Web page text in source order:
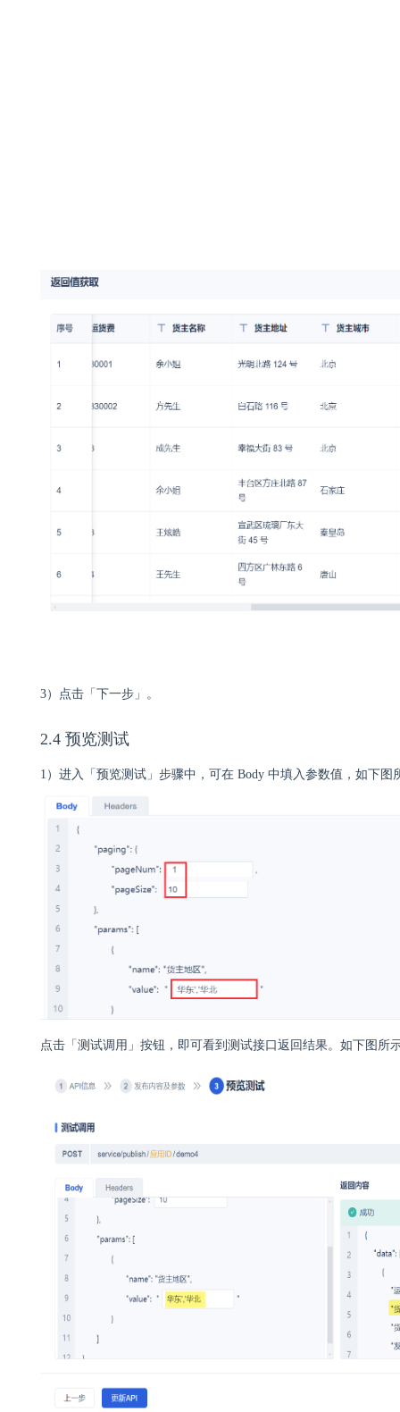
3）点击 「 下一步 」 。
2.4 预览测试
1）进入 「 预览测试 」 步骤中，可在 Body 中填入参数值，如下图
点击 「 测试调用 」 按钮， 即可看到测试接口返回结果。如下图所